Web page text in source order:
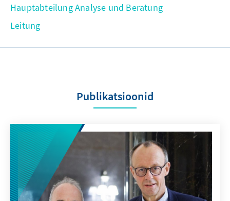
Hauptabteilung Analyse und Beratung
Leitung
Publikatsioonid